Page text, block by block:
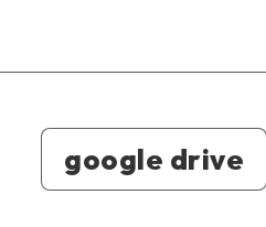
google drive